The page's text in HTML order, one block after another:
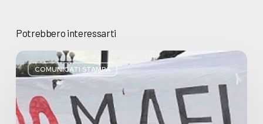
Potrebbero interessarti
COMUNICATI STAMPA
Basta
bugie,
Regione
Lombardia
pratica
l’antimafia